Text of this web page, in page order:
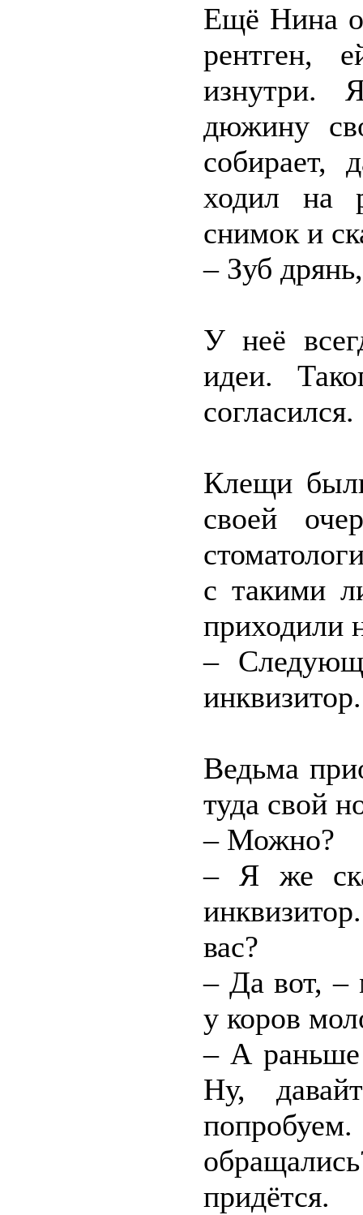
Ещё Нина
рентген,
изнутри.
дюжину
собирает,
ходил на
снимок и
– Зуб
У неё
идеи.
согласился.
Клещи
своей
с такими
приходили
–
инквизитор.
Ведьма
туда свой
– Можно?
– Я же
вас?
– Да вот, –
у коров
– А раньше
Ну,
придётся.